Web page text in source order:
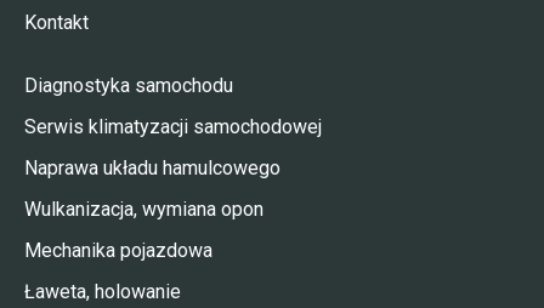
Kontakt
Diagnostyka samochodu
Serwis klimatyzacji samochodowej
Naprawa układu hamulcowego
Wulkanizacja, wymiana opon
Mechanika pojazdowa
Ławeta, holowanie